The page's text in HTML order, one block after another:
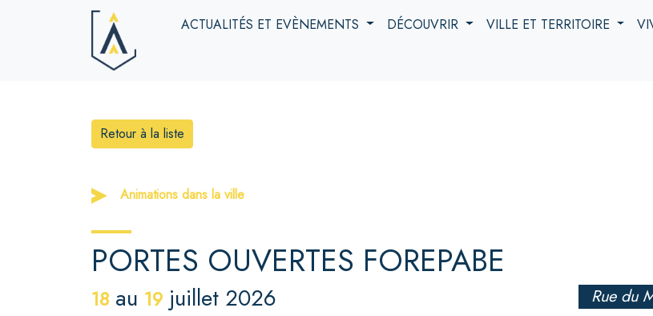
ACTUALITÉS ET EVÈNEMENTS DÉCOUVRIR VILLE ET TERRITOIRE
Retour à la liste
Animations dans la ville
PORTES OUVERTES FOREPABE
18 au 19 juillet 2026 Rue du